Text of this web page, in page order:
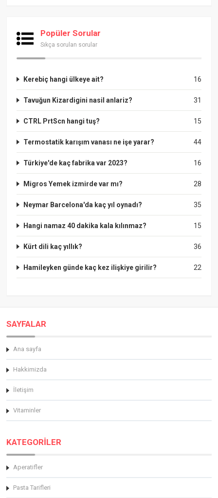
Popüler Sorular
Sıkça sorulan sorular
16
Kerebiç hangi ülkeye ait?
31
Tavuğun Kizardigini nasil anlariz?
15
CTRL PrtScn hangi tuş?
44
Termostatik karışım vanası ne işe yarar?
16
Türkiye'de kaç fabrika var 2023?
28
Migros Yemek izmirde var mı?
35
Neymar Barcelona'da kaç yıl oynadı?
15
Hangi namaz 40 dakika kala kılınmaz?
36
Kürt dili kaç yıllık?
22
Hamileyken günde kaç kez ilişkiye girilir?
SAYFALAR
Ana sayfa
Hakkimizda
İletişim
Vitaminler
KATEGORİLER
Aperatifler
Pasta Tarifleri